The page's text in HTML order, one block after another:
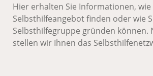
Hier erhalten Sie Informationen, wie
Selbsthilfeangebot finden oder wie
Selbsthilfegruppe gründen können.
stellen wir Ihnen das